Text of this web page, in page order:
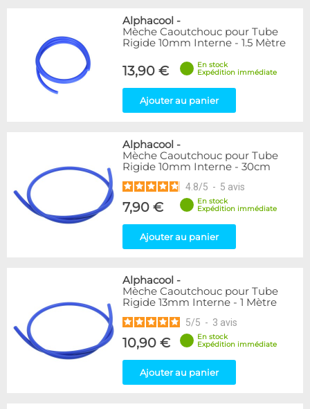
Alphacool -
Mèche Caoutchouc pour Tube
Rigide 10mm Interne - 1.5 Mètre
13,90 €
En stock
Expédition immédiate
Ajouter au panier
Alphacool -
Mèche Caoutchouc pour Tube
Rigide 10mm Interne - 30cm
4.8/5 - 5 avis
7,90 €
En stock
Expédition immédiate
Ajouter au panier
Alphacool -
Mèche Caoutchouc pour Tube
Rigide 13mm Interne - 1 Mètre
5/5 - 3 avis
10,90 €
En stock
Expédition immédiate
Ajouter au panier